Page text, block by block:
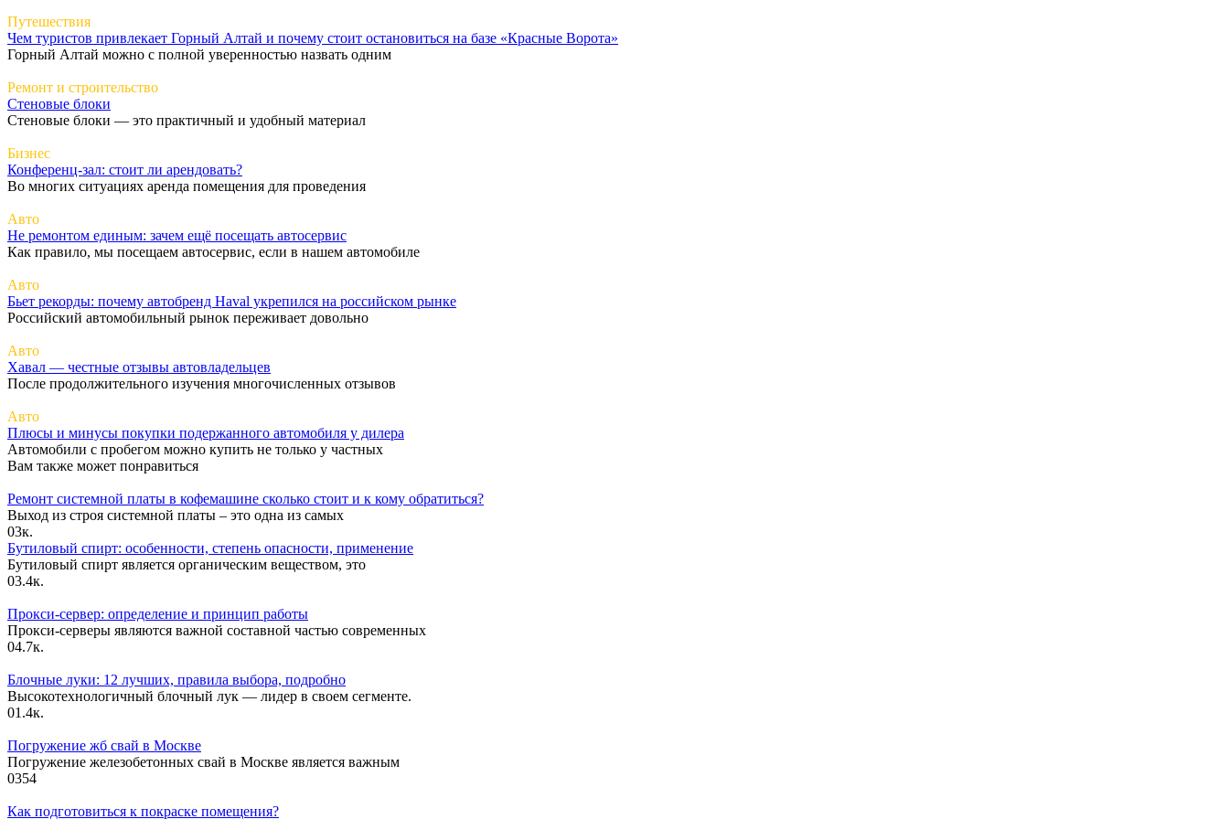
Путешествия
Чем туристов привлекает Горный Алтай и почему стоит остановиться на базе «Красные Ворота»
Горный Алтай можно с полной уверенностью назвать одним
Ремонт и строительство
Стеновые блоки
Стеновые блоки — это практичный и удобный материал
Бизнес
Конференц-зал: стоит ли арендовать?
Во многих ситуациях аренда помещения для проведения
Авто
Не ремонтом единым: зачем ещё посещать автосервис
Как правило, мы посещаем автосервис, если в нашем автомобиле
Авто
Бьет рекорды: почему автобренд Haval укрепился на российском рынке
Российский автомобильный рынок переживает довольно
Авто
Хавал — честные отзывы автовладельцев
После продолжительного изучения многочисленных отзывов
Авто
Плюсы и минусы покупки подержанного автомобиля у дилера
Автомобили с пробегом можно купить не только у частных
Вам также может понравиться
Ремонт системной платы в кофемашине сколько стоит и к кому обратиться?
Выход из строя системной платы – это одна из самых
03к.
Бутиловый спирт: особенности, степень опасности, применение
Бутиловый спирт является органическим веществом, это
03.4к.
Прокси-сервер: определение и принцип работы
Прокси-серверы являются важной составной частью современных
04.7к.
Блочные луки: 12 лучших, правила выбора, подробно
Высокотехнологичный блочный лук — лидер в своем сегменте.
01.4к.
Погружение жб свай в Москве
Погружение железобетонных свай в Москве является важным
0354
Как подготовиться к покраске помещения?